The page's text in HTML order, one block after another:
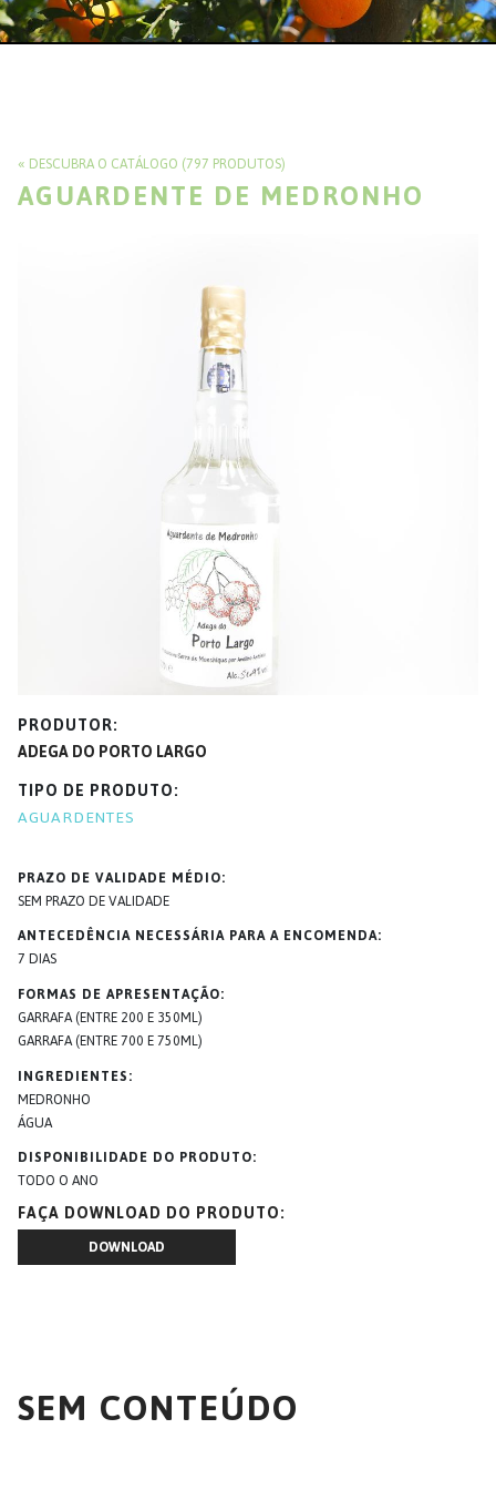
DESCUBRA O CATÁLOGO (797 PRODUTOS)
AGUARDENTE DE MEDRONHO
PRODUTOR
ADEGA DO PORTO LARGO
TIPO DE PRODUTO
AGUARDENTES
PRAZO DE VALIDADE MÉDIO
SEM PRAZO DE VALIDADE
ANTECEDÊNCIA NECESSÁRIA PARA A ENCOMENDA
7 DIAS
FORMAS DE APRESENTAÇÃO
GARRAFA (ENTRE 200 E 350ML)
GARRAFA (ENTRE 700 E 750ML)
INGREDIENTES
MEDRONHO
ÁGUA
DISPONIBILIDADE DO PRODUTO
TODO O ANO
FAÇA DOWNLOAD DO PRODUTO
DOWNLOAD
SEM CONTEÚDO